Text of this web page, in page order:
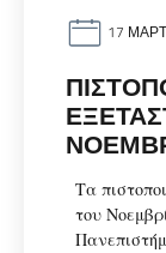
17
Τα
του